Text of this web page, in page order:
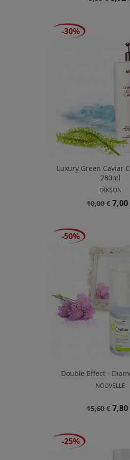
Luxury Green Caviar
280ml
DIKSON
Prezzo
10,00 € 7,00
-30%
Double Effect -
NOUVELLE
Prezzo
15,60 € 7,80
-50%
-25%